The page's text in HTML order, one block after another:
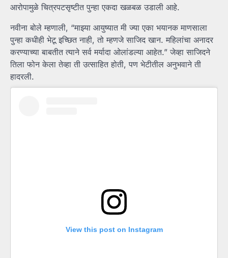
आरोपामुळे चित्रपटसृष्टीत पुन्हा एकदा खळबळ उडाली आहे.
नवीना बोले म्हणाली, “माझ्या आयुष्यात मी ज्या एका भयानक माणसाला
पुन्हा कधीही भेटू इच्छित नाही, तो म्हणजे साजिद खान. महिलांचा अनादर
करण्याच्या बाबतीत त्याने सर्व मर्यादा ओलांडल्या आहेत.” जेव्हा साजिदने
तिला फोन केला तेव्हा ती उत्साहित होती, पण भेटीतील अनुभवाने ती
हादरली.
View this post on Instagram